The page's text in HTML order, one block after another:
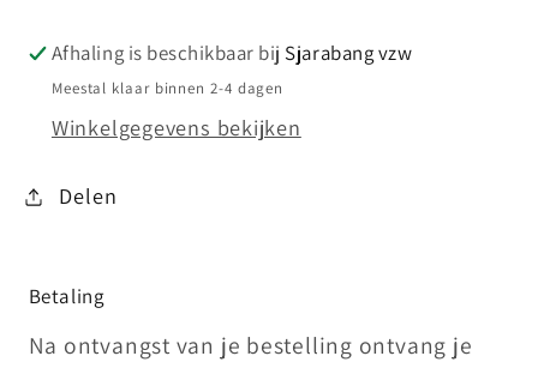
Afhaling is beschikbaar bij Sjarabang vzw
Meestal klaar binnen 2-4 dagen
Winkelgegevens bekijken
Delen
Betaling
Na ontvangst van je bestelling ontvang je